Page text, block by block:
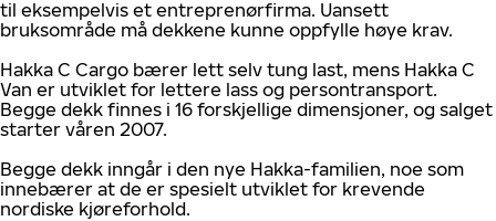
til eksempelvis et entreprenørfirma. Uansett
bruksområde må dekkene kunne oppfylle høye krav.
Hakka C Cargo bærer lett selv tung last, mens Hakka C
Van er utviklet for lettere lass og persontransport.
Begge dekk finnes i 16 forskjellige dimensjoner, og salget
starter våren 2007.
Begge dekk inngår i den nye Hakka-familien, noe som
innebærer at de er spesielt utviklet for krevende
nordiske kjøreforhold.